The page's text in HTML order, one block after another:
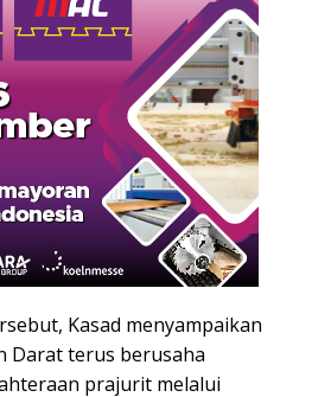
Kasad menyampaikan
Darat terus berusaha
prajurit melalui